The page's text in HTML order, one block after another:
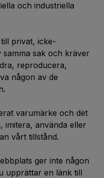
och industriella
privat, icke-
samma sak och kräver
reproducera,
någon av de
varumärke och det
använda eller
vårt tillstånd.
ger inte någon
upprättar en länk till